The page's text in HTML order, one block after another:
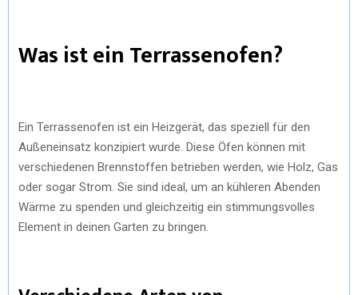
Was ist ein Terrassenofen?
Ein Terrassenofen ist ein Heizgerät, das speziell für den
Außeneinsatz konzipiert wurde. Diese Öfen können mit
verschiedenen Brennstoffen betrieben werden, wie Holz, Gas
oder sogar Strom. Sie sind ideal, um an kühleren Abenden
Wärme zu spenden und gleichzeitig ein stimmungsvolles
Element in deinen Garten zu bringen.